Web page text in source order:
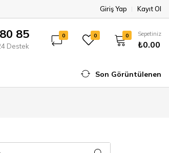
Giriş Yap Kayıt Ol
85
Destek
0 0 0 Sepetiniz
₺0.00
Son Görüntülenen